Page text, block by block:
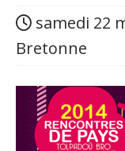
samedi 22
Bretonne